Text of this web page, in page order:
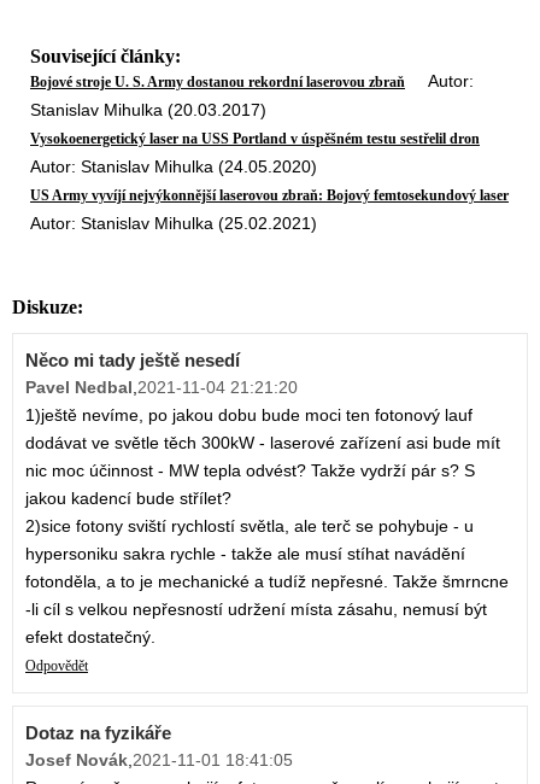
Související články:
Bojové stroje U. S. Army dostanou rekordní laserovou zbraň Autor:
Stanislav Mihulka (20.03.2017)
Vysokoenergetický laser na USS Portland v úspěšném testu sestřelil dron
Autor: Stanislav Mihulka (24.05.2020)
US Army vyvíjí nejvýkonnější laserovou zbraň: Bojový femtosekundový laser
Autor: Stanislav Mihulka (25.02.2021)
Diskuze:
Něco mi tady ještě nesedí
Pavel Nedbal,2021-11-04 21:21:20
1)ještě nevíme, po jakou dobu bude moci ten fotonový lauf
dodávat ve světle těch 300kW - laserové zařízení asi bude mít
nic moc účinnost - MW tepla odvést? Takže vydrží pár s? S
jakou kadencí bude střílet?
2)sice fotony sviští rychlostí světla, ale terč se pohybuje - u
hypersoniku sakra rychle - takže ale musí stíhat navádění
fotonděla, a to je mechanické a tudíž nepřesné. Takže šmrncne
-li cíl s velkou nepřesností udržení místa zásahu, nemusí být
efekt dostatečný.
Odpovědět
Dotaz na fyzikáře
Josef Novák,2021-11-01 18:41:05